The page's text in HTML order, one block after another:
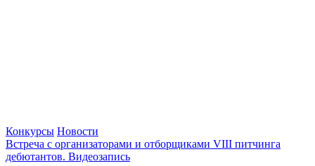
Конкурсы Новости
Встреча с организаторами и отборщиками VIII питчинга
дебютантов. Видеозапись